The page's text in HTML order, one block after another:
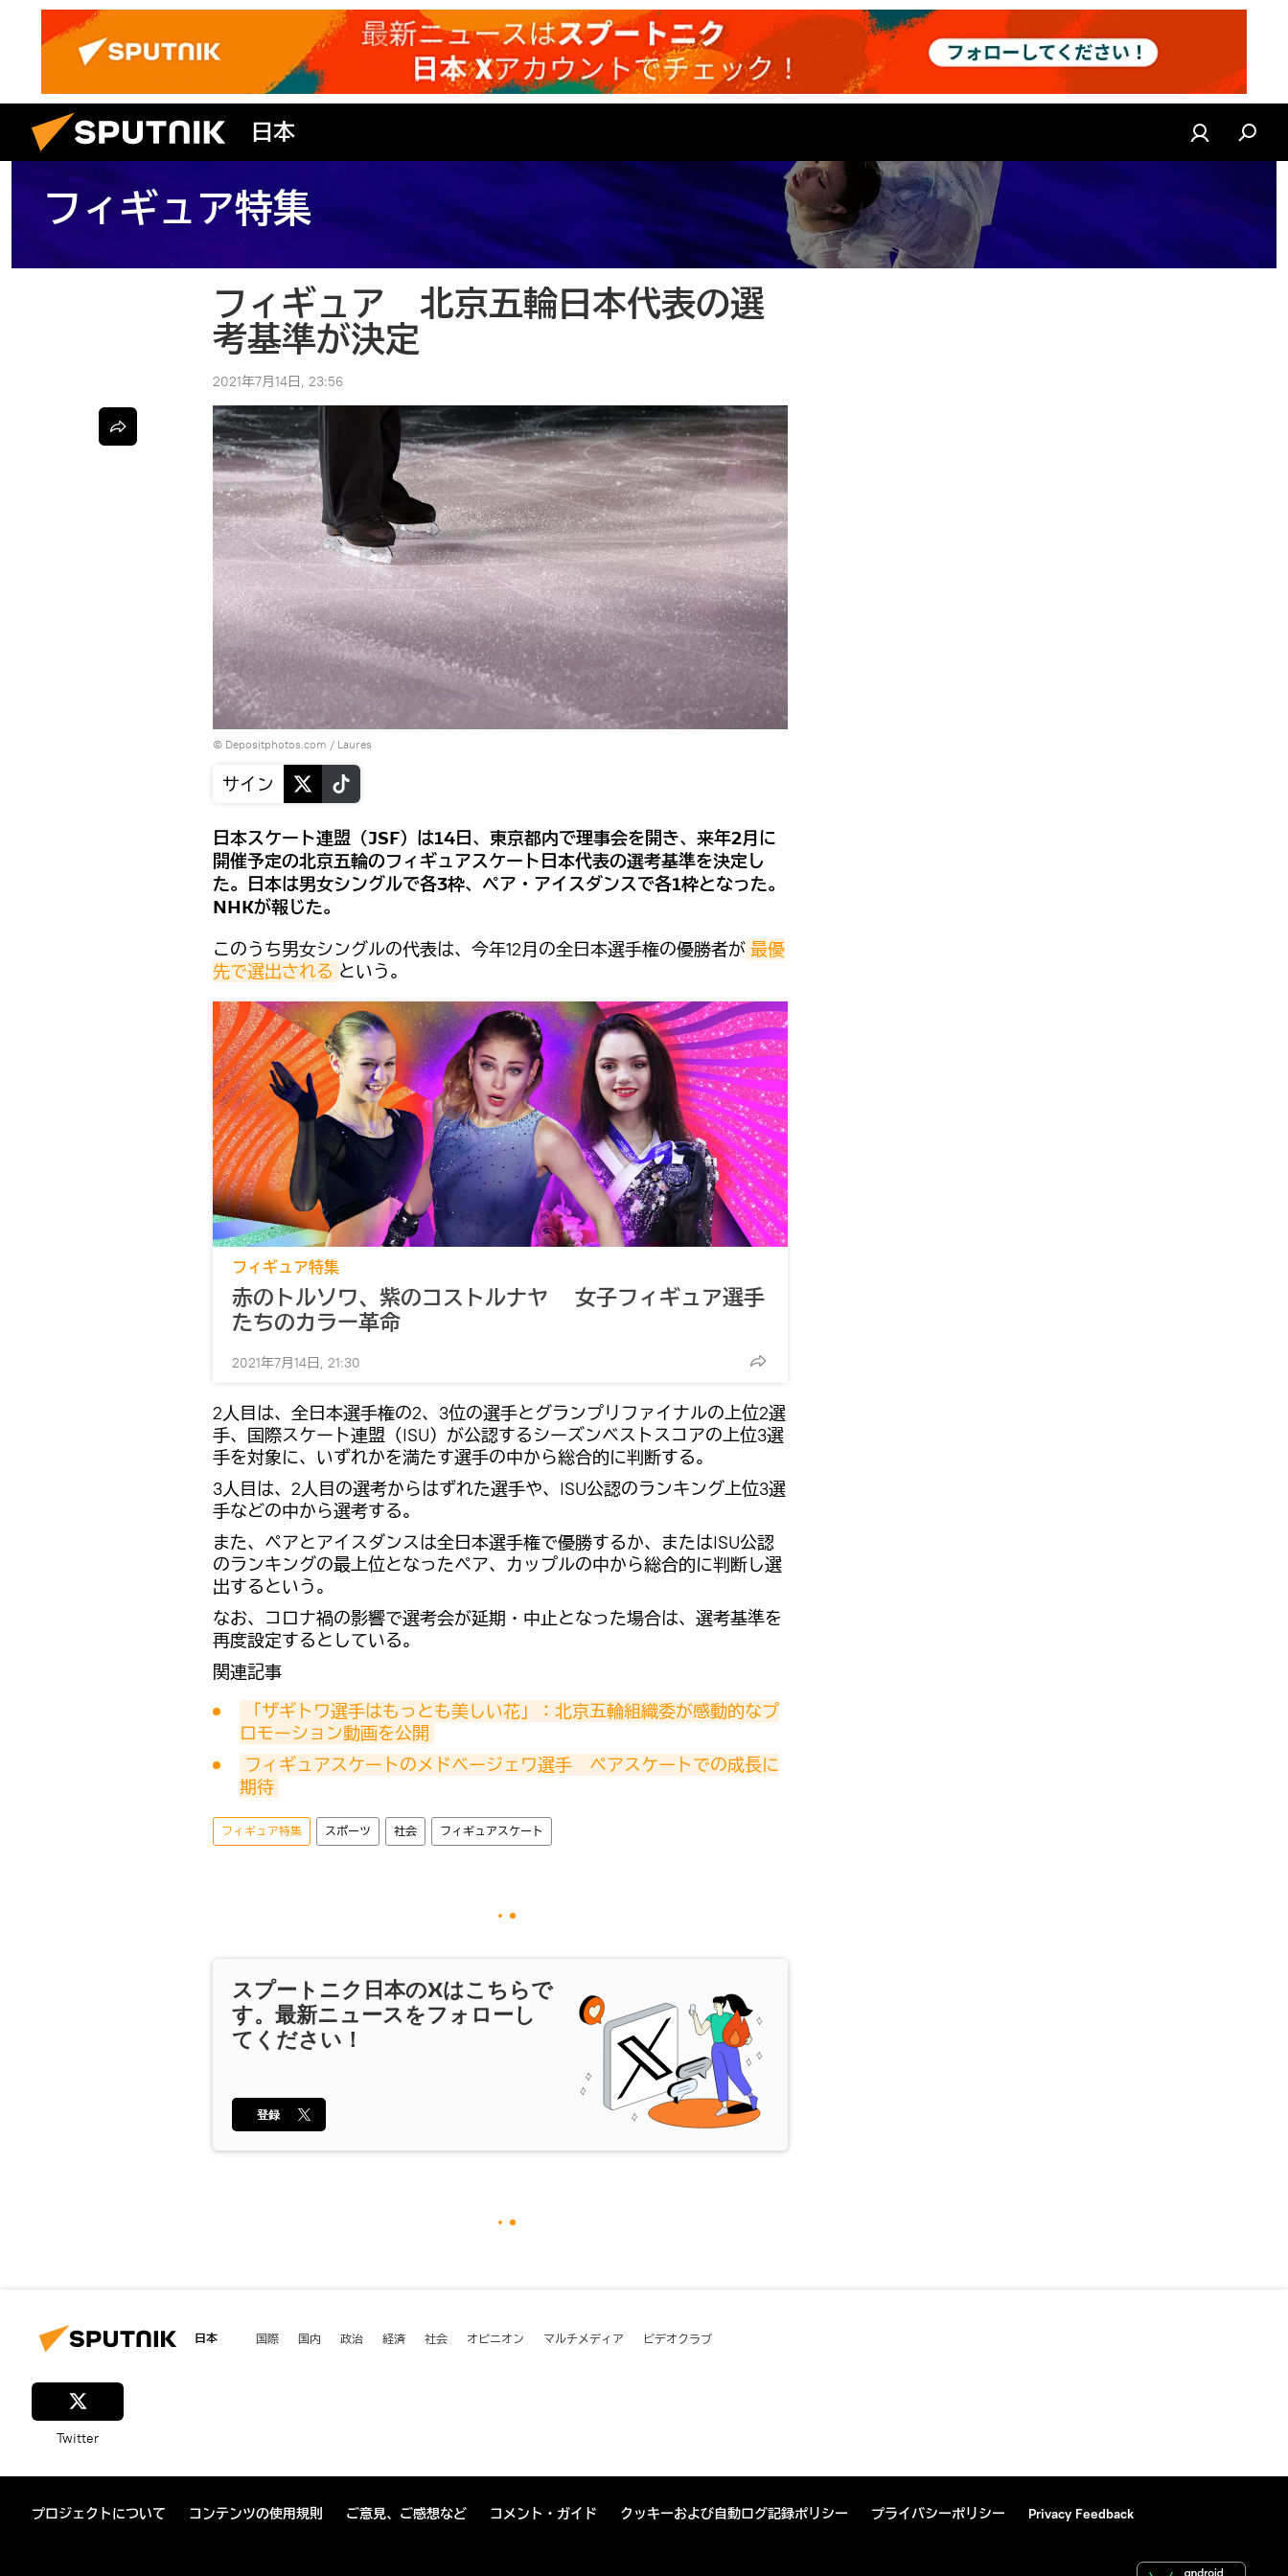
日本
フィギュア特集
フィギュア 北京五輪日本代表の選
考基準が決定
2021年7月14日, 23:56
© Depositphotos.com / Laures
サイン
日本スケート連盟（JSF）は14日、東京都内で理事会を開き、来年2月に
開催予定の北京五輪のフィギュアスケート日本代表の選考基準を決定し
た。日本は男女シングルで各3枠、ペア・アイスダンスで各1枠となった。
NHKが報じた。
このうち男女シングルの代表は、今年12月の全日本選手権の優勝者が 最優
先で選出される という。
フィギュア特集
赤のトルソワ、紫のコストルナヤ 女子フィギュア選手
たちのカラー革命
2021年7月14日, 21:30
2人目は、全日本選手権の2、3位の選手とグランプリファイナルの上位2選
手、国際スケート連盟（ISU）が公認するシーズンベストスコアの上位3選
手を対象に、いずれかを満たす選手の中から総合的に判断する。
3人目は、2人目の選考からはずれた選手や、ISU公認のランキング上位3選
手などの中から選考する。
また、ペアとアイスダンスは全日本選手権で優勝するか、またはISU公認
のランキングの最上位となったペア、カップルの中から総合的に判断し選
出するという。
なお、コロナ禍の影響で選考会が延期・中止となった場合は、選考基準を
再度設定するとしている。
関連記事
「ザギトワ選手はもっとも美しい花」：北京五輪組織委が感動的なプ
ロモーション動画を公開
フィギュアスケートのメドベージェワ選手　ペアスケートでの成長に
期待
フィギュア特集 スポーツ 社会 フィギュアスケート
スプートニク日本のXはこちらで
す。最新ニュースをフォローし
てください！
登録
日本 国際 国内 政治 経済 社会 オピニオン マルチメディア ビデオクラブ
Twitter
プロジェクトについて コンテンツの使用規則 ご意見、ご感想など コメント・ガイド クッキーおよび自動ログ記録ポリシー プライバシーポリシー Privacy Feedback